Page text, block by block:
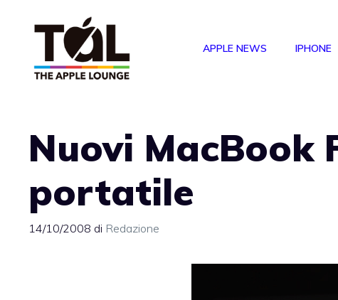
APPLE NEWS IPHONE
Nuovi MacBook
portatile
14/10/2008 di Redazione